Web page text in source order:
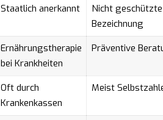
Staatlich anerkannt
Nicht geschützte
Bezeichnung
Ernährungstherapie
bei Krankheiten
Präventive
Oft durch
Krankenkassen
Meist